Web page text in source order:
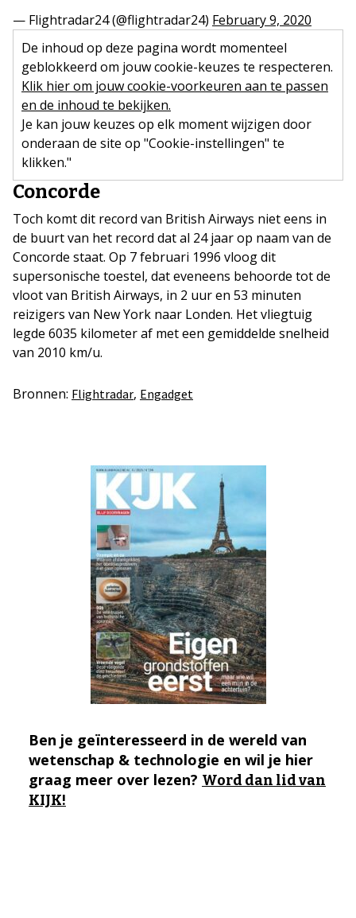
— Flightradar24 (@flightradar24) February 9, 2020
De inhoud op deze pagina wordt momenteel
geblokkeerd om jouw cookie-keuzes te respecteren.
Klik hier om jouw cookie-voorkeuren aan te passen
en de inhoud te bekijken.
Je kan jouw keuzes op elk moment wijzigen door
onderaan de site op "Cookie-instellingen" te
klikken."
Concorde
Toch komt dit record van British Airways niet eens in
de buurt van het record dat al 24 jaar op naam van de
Concorde staat. Op 7 februari 1996 vloog dit
supersonische toestel, dat eveneens behoorde tot de
vloot van British Airways, in 2 uur en 53 minuten
reizigers van New York naar Londen. Het vliegtuig
legde 6035 kilometer af met een gemiddelde snelheid
van 2010 km/u.
Bronnen: Flightradar, Engadget
Ben je geïnteresseerd in de wereld van
wetenschap & technologie en wil je hier
graag meer over lezen? Word dan lid van
KIJK!